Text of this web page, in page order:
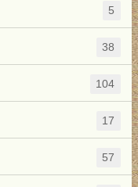
5
38
104
17
57